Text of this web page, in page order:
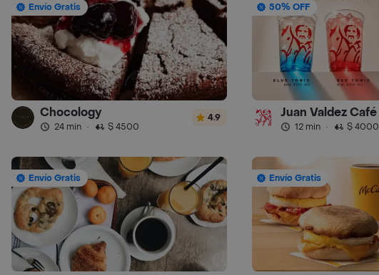
Envío Gratis
Chocology
24 min · $ 4500
4.9
50% OFF
Juan Valdez Café
12 min · $ 4000
Envío Gratis Envío Gratis